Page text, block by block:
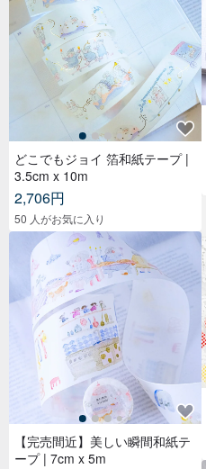
どこでもジョイ 箔和紙テープ |
3.5cm x 10m
2,706円
50 人がお気に入り
【完売間近】美しい瞬間和紙テ
ープ | 7cm x 5m